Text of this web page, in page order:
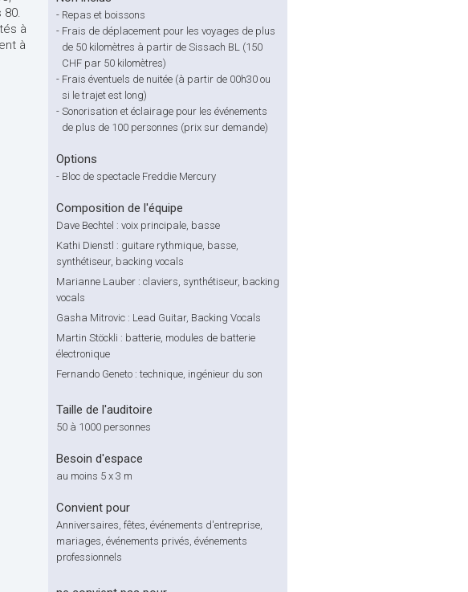
80.
à
à
- Repas et boissons
- Frais de déplacement pour les voyages de plus
de 50 kilomètres à partir de Sissach BL (150
CHF par 50 kilomètres)
- Frais éventuels de nuitée (à partir de 00h30 ou
si le trajet est long)
- Sonorisation et éclairage pour les événements
de plus de 100 personnes (prix sur demande)
Options
- Bloc de spectacle Freddie Mercury
Composition de l'équipe
Dave Bechtel : voix principale, basse
Kathi Dienstl : guitare rythmique, basse,
synthétiseur, backing vocals
Marianne Lauber : claviers, synthétiseur, backing
vocals
Gasha Mitrovic : Lead Guitar, Backing Vocals
Martin Stöckli : batterie, modules de batterie
électronique
Fernando Geneto : technique, ingénieur du son
Taille de l'auditoire
50 à 1000 personnes
Besoin d'espace
au moins 5 x 3 m
Convient pour
Anniversaires, fêtes, événements d'entreprise,
mariages, événements privés, événements
professionnels